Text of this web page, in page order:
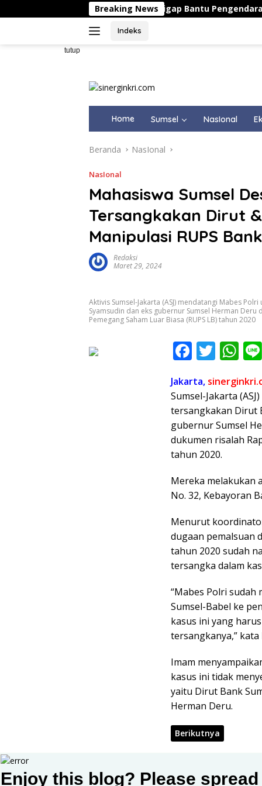
ke
Breaking News
Polresta Karawang Sigap Bantu Pengendara yang
Indeks
tutup
Home Sumsel NasIonal
Beranda NasIonal
NasIonal
Mahasiswa Sumsel
Tersangkakan Dirut
Manipulasi RUPS
Redaksi
Maret 29, 2024
Aktivis Sumsel-Jakarta (ASJ) mendatangi Mabes
Syamsudin dan eks gubernur Sumsel Herman
Pemegang Saham Luar Biasa (RUPS LB) tahun 2020
F
e
b
o
o
k
T
itt
er
W
at
s
A
p
Jakarta,
Sumsel-Jakarta
tersangkakan Dirut
gubernur Sumsel
dukumen risalah
tahun 2020.
Mereka melakukan
No. 32, Kebayoran
Menurut
dugaan pemalsuan
tahun 2020 sudah
tersangka dalam
“Mabes Polri sudah
Sumsel-Babel ke
kasus ini yang
tersangkanya,” kata
Imam
kasus ini tidak
yaitu Dirut Bank
Herman Deru.
Berikutnya
1
2
Enjoy this blog? Please